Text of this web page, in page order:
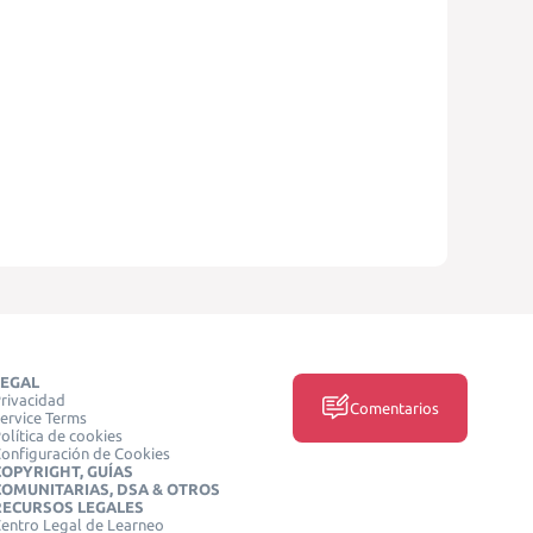
Terms
de cookies
de Cookies
GUÍAS
DSA & OTROS
LEGALES
Legal de Learneo
Comentarios